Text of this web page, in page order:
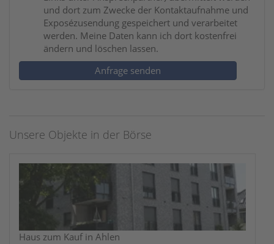
und dort zum Zwecke der Kontaktaufnahme und
Exposézusendung gespeichert und verarbeitet
werden. Meine Daten kann ich dort kostenfrei
ändern und löschen lassen.
Anfrage senden
Unsere Objekte in der Börse
Haus zum Kauf in Ahlen